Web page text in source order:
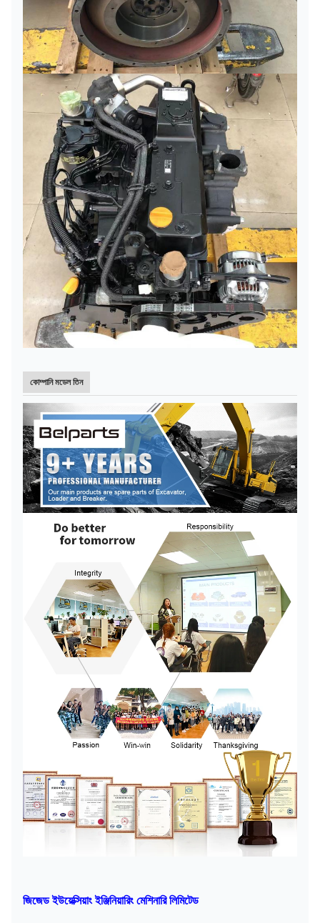
কোম্পানি মডেল তিন
জিজেড ইউয়েক্সিয়াং ইঞ্জিনিয়ারিং মেশিনারি লিমিটেড